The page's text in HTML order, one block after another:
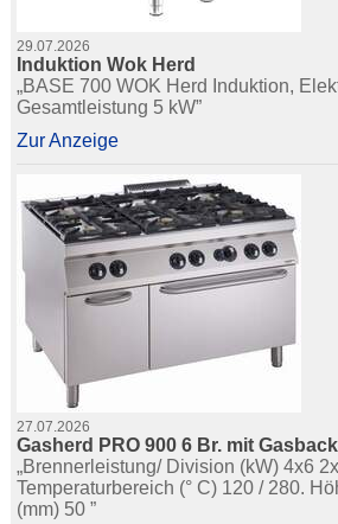
29.07.2026
Induktion Wok Herd
„BASE 700 WOK Herd Induktion,
Gesamtleistung 5 kW”
Zur Anzeige
27.07.2026
Gasherd PRO 900 6 Br. mit
„Brennerleistung/ Division (kW) 4x6
Temperaturbereich (° C) 120 / 280.
(mm) 50 ”